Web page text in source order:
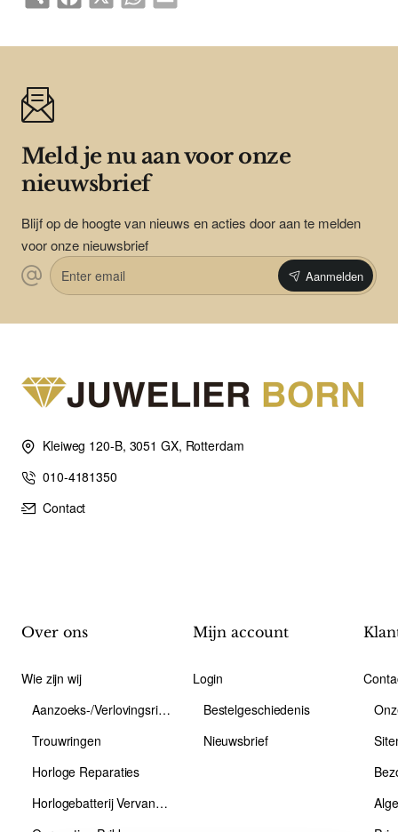
Meld je nu aan voor onze
nieuwsbrief
Blijf op de hoogte van nieuws en acties door aan te melden
voor onze nieuwsbrief
Enter
email
Aanmelden
Kleiweg 120-B, 3051 GX, Rotterdam
010-4181350
Contact
Over ons
Wie zijn wij
Aanzoeks-/Verlovingsring
Trouwringen
Horloge Reparaties
Horlogebatterij Vervangen
Mijn account
Login
Bestelgeschiedenis
Nieuwsbrief